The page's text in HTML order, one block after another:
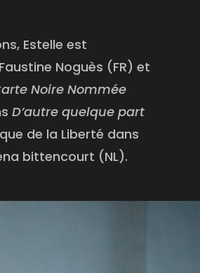
Estelle est
Noguès (FR) et
Noire Nommée
D’autre quelque part
de la Liberté dans
bittencourt (NL).